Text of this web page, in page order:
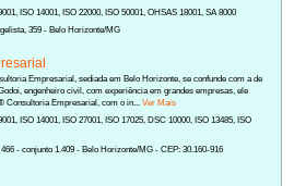
ISO 14001, ISO 22000, ISO 50001, OHSAS 18001, SA 8000
359 - Belo Horizonte/MG
Empresarial, sediada em Belo Horizonte, se confunde com a de
engenheiro civil, com experiência em grandes empresas, ele
Consultoria Empresarial, com o in...Ver Mais
ISO 14001, ISO 27001, ISO 17025, DSC 10000, ISO 13485, ISO
- conjunto 1.409 - Belo Horizonte/MG - CEP: 30.160-916